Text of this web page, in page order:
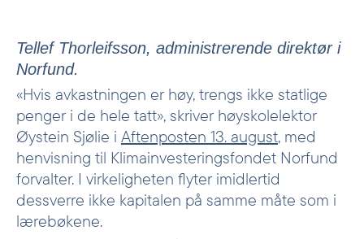
Tellef Thorleifsson, administrerende direktør i
Norfund.
«Hvis avkastningen er høy, trengs ikke statlige
penger i de hele tatt», skriver høyskolelektor
Øystein Sjølie i Aftenposten 13. august, med
henvisning til Klimainvesteringsfondet Norfund
forvalter. I virkeligheten flyter imidlertid
dessverre ikke kapitalen på samme måte som i
lærebøkene.